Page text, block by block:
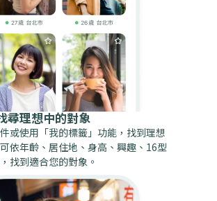
尋理想中的對象
或使用「我的標籤」功能，找到理想
依年齡、居住地、身高、興趣、16型
找到適合您的對象。